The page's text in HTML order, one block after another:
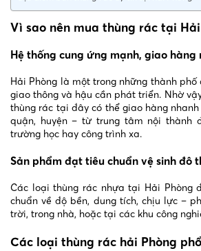
Vì sao nên mua thùng rác tại Hải
Hệ thống cung ứng mạnh, giao hàng
Hải Phòng là một trong những thành
giao thông và hậu cần phát triển. Nhờ
thùng rác tại đây có thể giao hàng
quận, huyện – từ trung tâm nội thành
trường học hay công trình xa.
Sản phẩm đạt tiêu chuẩn vệ sinh đô
Các loại thùng rác nhựa tại Hải Phòng
chuẩn về độ bền, dung tích, chịu lực –
trời, trong nhà, hoặc tại các khu công
Các loại thùng rác hải Phòng